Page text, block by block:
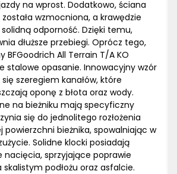
na wprost. Dodatkowo, ściana
wzmocniona, a krawędzie
solidną odporność. Dzięki temu,
dłuższe przebiegi. Oprócz tego,
BFGoodrich All Terrain T/A KO
stalowe opasanie. Innowacyjny wzór
szeregiem kanałów, które
oponę z błota oraz wody.
na bieżniku mają specyficzny
się do jednolitego rozłożenia
powierzchni bieżnika, spowalniając w
Solidne klocki posiadają
nacięcia, sprzyjające poprawie
podłożu oraz asfalcie.